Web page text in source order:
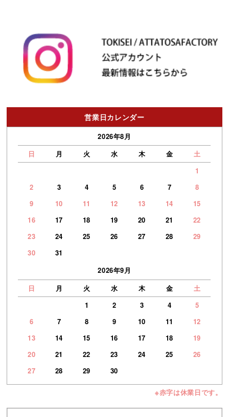
営業日カレンダー
2026年8月
日
月 火 水 木 金
土
1
2
3 4 5 6 7
8
9
10 11 12 13 14
15
16
17 18 19 20 21
22
23
24 25 26 27 28
29
30
31
2026年9月
日
月 火 水 木 金
土
1
2 3 4
5
6
7 8 9 10 11
12
13
14 15 16 17 18
19
20
21 22 23 24 25
26
27
28 29 30
※赤字は休業日です。